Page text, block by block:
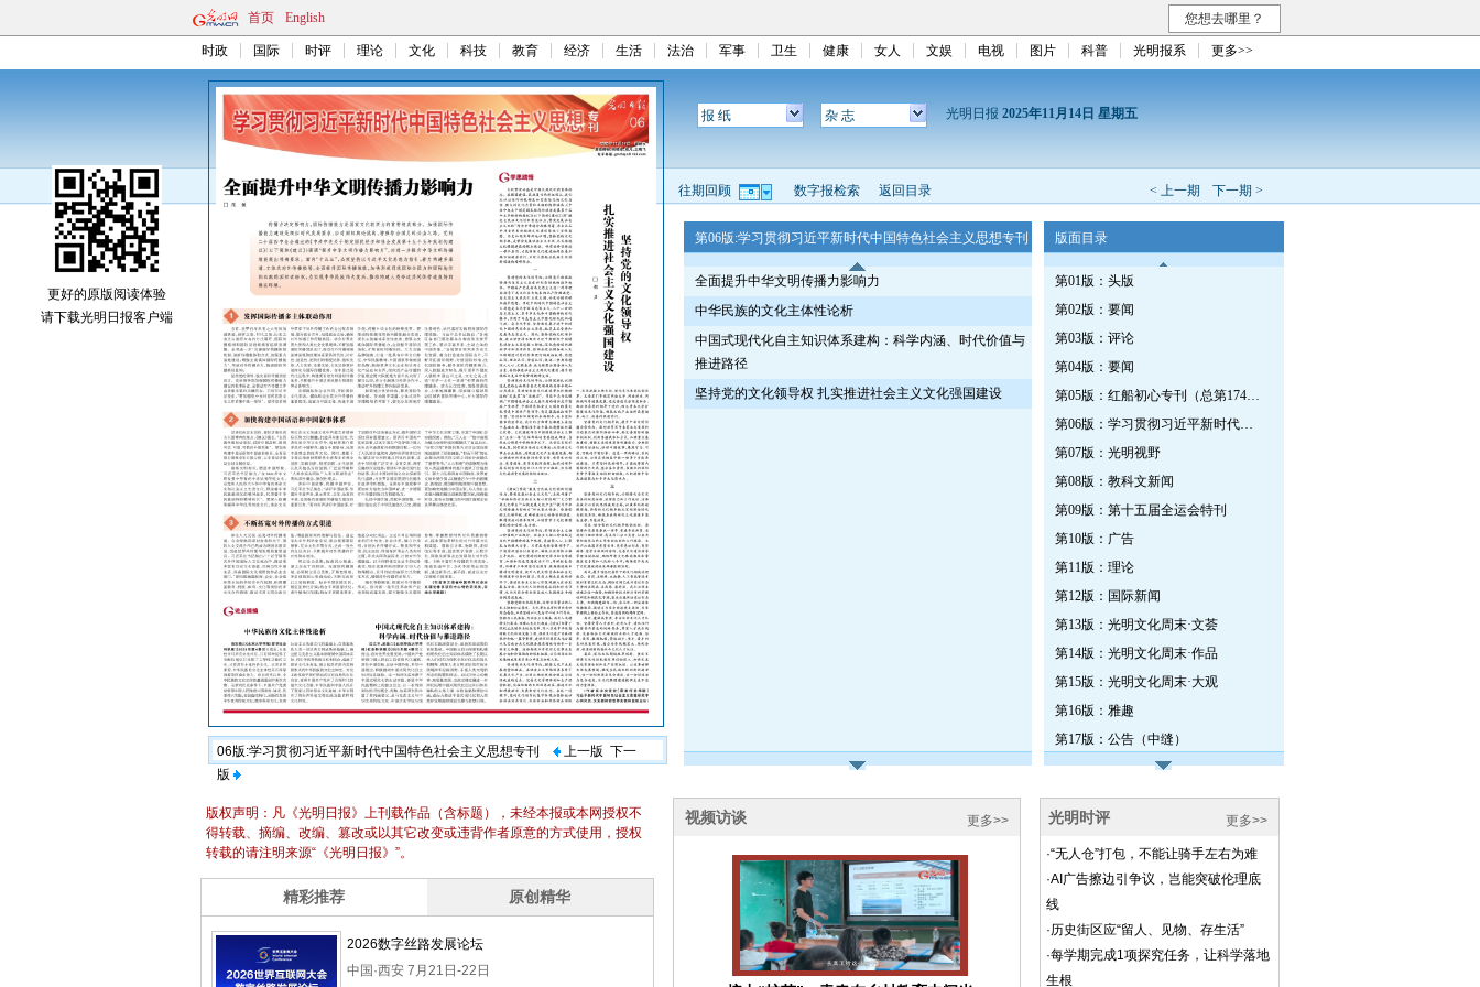
首页 English 您想去哪里？
时政 国际 时评 理论 文化 科技 教育 经济 生活 法治 军事 卫生 健康 女人 文娱 电视 图片 科普 光明报系 更多>>
06版:学习贯彻习近平新时代中国特色社会主义思想专刊 上一版 下一
版
报 纸 杂 志 光明日报 2025年11月14日 星期五
< 上一期 下一期 >
往期回顾 数字报检索 返回目录
第06版:学习贯彻习近平新时代中国特色社会主义思想专刊
全面提升中华文明传播力影响力
中华民族的文化主体性论析
中国式现代化自主知识体系建构：科学内涵、时代价值与
推进路径
坚持党的文化领导权 扎实推进社会主义文化强国建设
版面目录
第01版：头版
第02版：要闻
第03版：评论
第04版：要闻
第05版：红船初心专刊（总第1745期）
第06版：学习贯彻习近平新时代中国特色社会主义思想专刊
第07版：光明视野
第08版：教科文新闻
第09版：第十五届全运会特刊
第10版：广告
第11版：理论
第12版：国际新闻
第13版：光明文化周末·文荟
第14版：光明文化周末·作品
第15版：光明文化周末·大观
第16版：雅趣
第17版：公告（中缝）
更好的原版阅读体验
请下载光明日报客户端